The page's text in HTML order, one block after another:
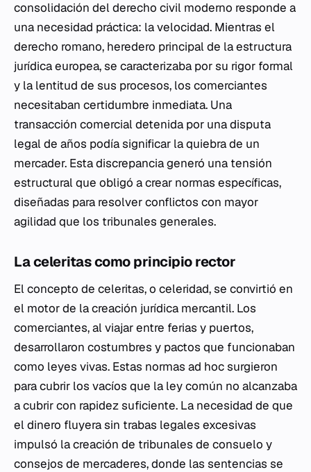
consolidación del derecho civil moderno responde a
una necesidad práctica: la velocidad. Mientras el
derecho romano, heredero principal de la estructura
jurídica europea, se caracterizaba por su rigor formal
y la lentitud de sus procesos, los comerciantes
necesitaban certidumbre inmediata. Una
transacción comercial detenida por una disputa
legal de años podía significar la quiebra de un
mercader. Esta discrepancia generó una tensión
estructural que obligó a crear normas específicas,
diseñadas para resolver conflictos con mayor
agilidad que los tribunales generales.
La celeritas como principio rector
El concepto de celeritas, o celeridad, se convirtió en
el motor de la creación jurídica mercantil. Los
comerciantes, al viajar entre ferias y puertos,
desarrollaron costumbres y pactos que funcionaban
como leyes vivas. Estas normas ad hocsurgieron
para cubrir los vacíos que la ley común no alcanzaba
a cubrir con rapidez suficiente. La necesidad de que
el dinero fluyera sin trabas legales excesivas
impulsó la creación de tribunales de consuelo y
consejos de mercaderes, donde las sentencias se